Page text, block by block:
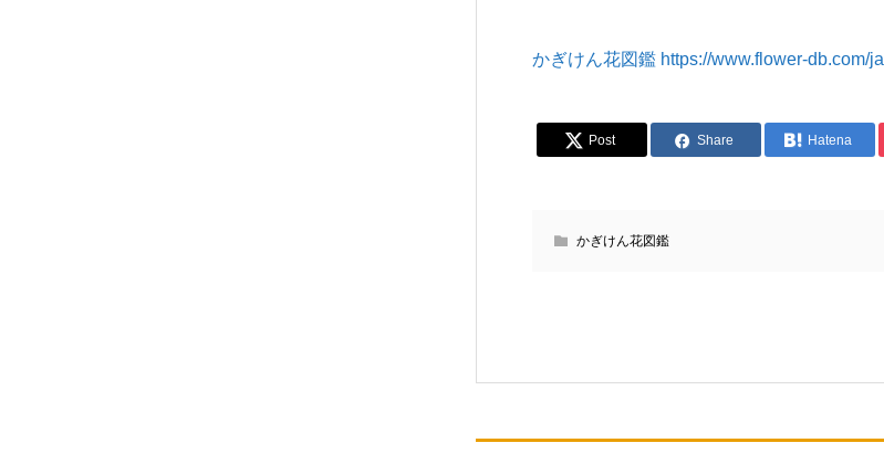
かぎけん花図鑑 https://www.flower-db.com/ja
Post Share Hatena
かぎけん花図鑑